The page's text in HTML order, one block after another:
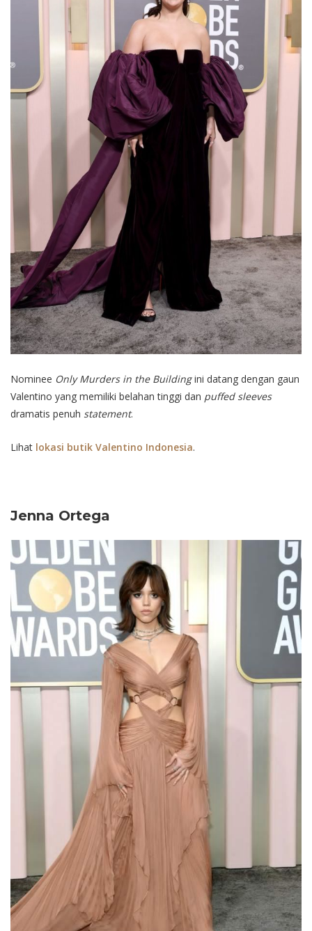
Nominee Only Murders in the Buildingini datang dengan gaun
Valentino yang memiliki belahan tinggi dan puffed sleeves
dramatis penuh statement.
Lihat lokasi butik Valentino Indonesia.
Jenna Ortega